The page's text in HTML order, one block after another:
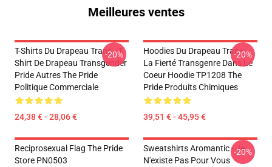
Meilleures ventes
T-Shirts Du Drapeau Trans - T-
Shirt De Drapeau Transgender
Pride Autres The Pride
Politique Commerciale
24,38 € - 28,06 €
-20%
Hoodies Du Drapeau Trans -
La Fierté Transgenre Dans Le
Coeur Hoodie TP1208 The
Pride Produits Chimiques
39,51 € - 45,95 €
-20%
Reciprosexual Flag The Pride
Store PN0503
Sweatshirts Aromantic - Je
N'existe Pas Pour Vous
-20%